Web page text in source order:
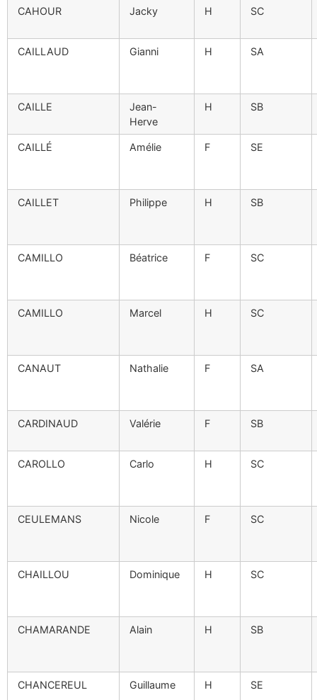
CAHOUR Jacky H SC
CAILLAUD Gianni H SA
CAILLE
Jean-
Herve
H SB
CAILLÉ Amélie F SE
CAILLET Philippe H SB
CAMILLO Béatrice F SC
CAMILLO Marcel H SC
CANAUT Nathalie F SA
CARDINAUD Valérie F SB
CAROLLO Carlo H SC
CEULEMANS Nicole F SC
CHAILLOU Dominique H SC
CHAMARANDE Alain H SB
CHANCEREUL Guillaume H SE